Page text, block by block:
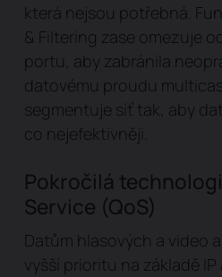
která nejsou potřebná.
& Filtering zase omezuje
portu, aby zabránila
datovému proudu
segmentuje síť tak, aby
co nejefektivněji.
Pokročilá
Service (QoS)
Datům hlasových a video
vyšší prioritu na základě IP